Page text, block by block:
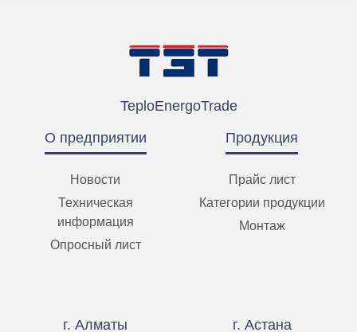
TeploEnergoTrade
О предприятии
Новости
Техническая
информация
Опросный лист
Продукция
Прайс лист
Категории продукции
Монтаж
г. Алматы г. Астана